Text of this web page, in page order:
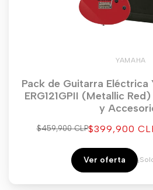
YAMAHA
Pack de Guitarra Eléctrica
ERG121GPII (Metallic
y
Precio
$459,900 CLPPrecio
venta
$399,900
Ver oferta